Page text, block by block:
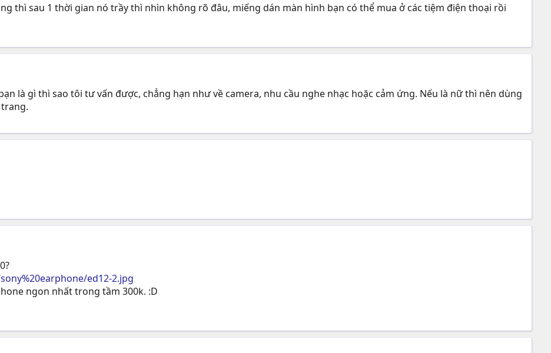
thì sau 1 thời gian nó trầy thì nhìn không rõ đâu, miếng dán màn hình bạn có thể mua ở các tiệm điện thoại rồi
là gì thì sao tôi tư vấn được, chẳng hạn như về camera, nhu cầu nghe nhạc hoặc cảm ứng. Nếu là nữ thì nên dùng
ed12-2.jpg
ngon nhất trong tầm 300k. :D